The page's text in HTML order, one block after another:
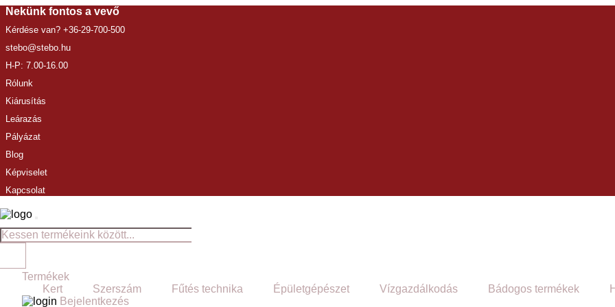
Nekünk fontos a vevő
Kérdése van? +36-29-700-500
stebo@stebo.hu
H-P: 7.00-16.00
Rólunk
Kiárusítás
Leárazás
Pályázat
Blog
Képviselet
Kapcsolat
Termékek
Kert
Szerszám Fűtés technika Épületgépészet Vízgazdálkodás Bádogos termékek
Bejelentkezés